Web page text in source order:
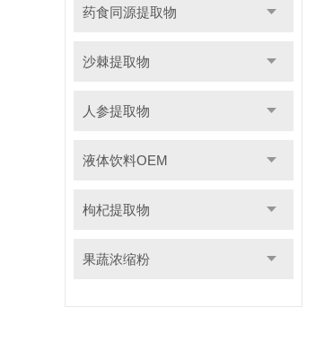
药食同源提取物
沙棘提取物
人参提取物
液体饮料OEM
枸杞提取物
果蔬浓缩粉